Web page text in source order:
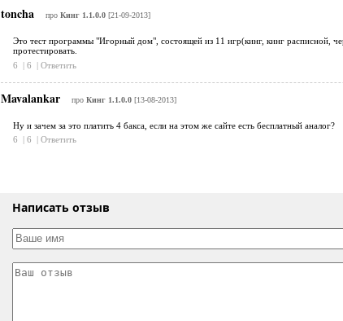
toncha про Кинг 1.1.0.0[21-09-2013]
Это тест программы "Игорный дом", состоящей из 11 игр(кинг, кинг расписной,
протестировать.
6
| 6 | Ответить
Mavalankar про Кинг 1.1.0.0[13-08-2013]
Ну и зачем за это платить 4 бакса, если на этом же сайте есть бесплатный аналог?
6
| 6 | Ответить
Написать отзыв